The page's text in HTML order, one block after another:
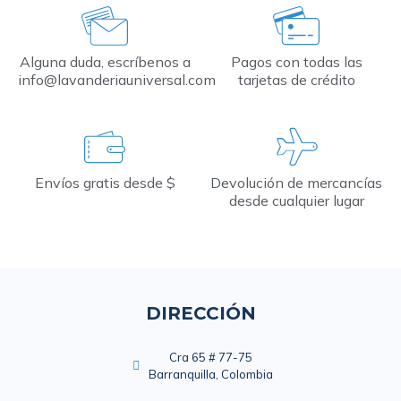
Alguna duda, escríbenos a
info@lavanderiauniversal.com
Pagos con todas las
tarjetas de crédito
Envíos gratis desde $
Devolución de mercancías
desde cualquier lugar
DIRECCIÓN
Cra 65 # 77-75
Barranquilla, Colombia